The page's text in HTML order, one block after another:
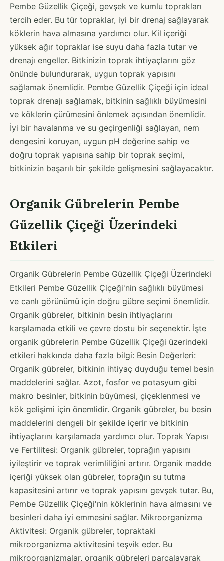
Pembe Güzellik Çiçeği, gevşek ve kumlu toprakları
tercih eder. Bu tür topraklar, iyi bir drenaj sağlayarak
köklerin hava almasına yardımcı olur. Kil içeriği
yüksek ağır topraklar ise suyu daha fazla tutar ve
drenajı engeller. Bitkinizin toprak ihtiyaçlarını göz
önünde bulundurarak, uygun toprak yapısını
sağlamak önemlidir. Pembe Güzellik Çiçeği için ideal
toprak drenajı sağlamak, bitkinin sağlıklı büyümesini
ve köklerin çürümesini önlemek açısından önemlidir.
İyi bir havalanma ve su geçirgenliği sağlayan, nem
dengesini koruyan, uygun pH değerine sahip ve
doğru toprak yapısına sahip bir toprak seçimi,
bitkinizin başarılı bir şekilde gelişmesini sağlayacaktır.
Organik Gübrelerin Pembe
Güzellik Çiçeği Üzerindeki
Etkileri
Organik Gübrelerin Pembe Güzellik Çiçeği Üzerindeki
Etkileri Pembe Güzellik Çiçeği'nin sağlıklı büyümesi
ve canlı görünümü için doğru gübre seçimi önemlidir.
Organik gübreler, bitkinin besin ihtiyaçlarını
karşılamada etkili ve çevre dostu bir seçenektir. İşte
organik gübrelerin Pembe Güzellik Çiçeği üzerindeki
etkileri hakkında daha fazla bilgi: Besin Değerleri:
Organik gübreler, bitkinin ihtiyaç duyduğu temel besin
maddelerini sağlar. Azot, fosfor ve potasyum gibi
makro besinler, bitkinin büyümesi, çiçeklenmesi ve
kök gelişimi için önemlidir. Organik gübreler, bu besin
maddelerini dengeli bir şekilde içerir ve bitkinin
ihtiyaçlarını karşılamada yardımcı olur. Toprak Yapısı
ve Fertilitesi: Organik gübreler, toprağın yapısını
iyileştirir ve toprak verimliliğini artırır. Organik madde
içeriği yüksek olan gübreler, toprağın su tutma
kapasitesini artırır ve toprak yapısını gevşek tutar. Bu,
Pembe Güzellik Çiçeği'nin köklerinin hava almasını ve
besinleri daha iyi emmesini sağlar. Mikroorganizma
Aktivitesi: Organik gübreler, topraktaki
mikroorganizma aktivitesini teşvik eder. Bu
mikroorganizmalar, organik gübreleri parçalayarak